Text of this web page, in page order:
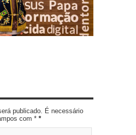
publicado. É necessário
com * *